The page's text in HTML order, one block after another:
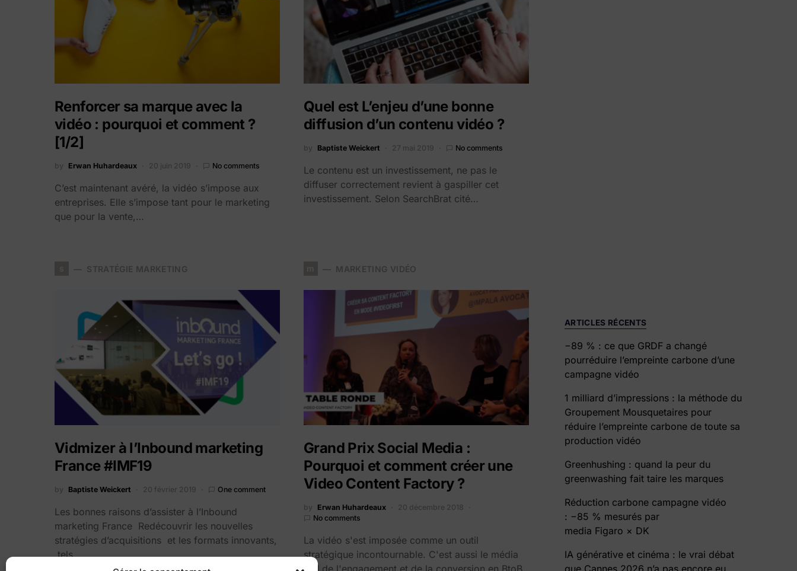
Renforcer sa marque avec la
vidéo : pourquoi et comment ?
[1/2]
by Erwan Huhardeaux 20 juin 2019 No comments
C’est maintenant avéré, la vidéo s’impose aux
entreprises. Elle s’impose tant pour le marketing
que pour la vente,…
Quel est L’enjeu d’une bonne
diffusion d’un contenu vidéo ?
by Baptiste Weickert 27 mai 2019 No comments
Le contenu est un investissement, ne pas le
diffuser correctement revient à gaspiller cet
investissement. Selon SearchBrat cité…
STRATÉGIE MARKETING
Vidmizer à l’Inbound marketing
France #IMF19
by Baptiste Weickert 20 février 2019 One comment
Les bonnes raisons d’assister à l’Inbound
marketing France Redécouvrir les nouvelles
stratégies d’acquisitions et les formats innovants,
tels…
MARKETING VIDÉO
Grand Prix Social Media :
Pourquoi et comment créer une
Video Content Factory ?
by Erwan Huhardeaux
20 décembre 2018
No comments
La vidéo s'est imposée comme un outil
stratégique incontournable. C'est aussi le média
ROI de l'engagement et de la conversion en BtoB.
ARTICLES RÉCENTS
−89 % : ce que GRDF a changé
pourréduire l’empreinte carbone d’une
campagne vidéo
1 milliard d’impressions : la méthode du
Groupement Mousquetaires pour
réduire l’empreinte carbone de toute sa
production vidéo
Greenhushing : quand la peur du
greenwashing fait taire les marques
Réduction carbone campagne vidéo
: −85 % mesurés par
media Figaro × DK
IA générative et cinéma : le vrai débat
que Cannes 2026 n’a pas encore eu